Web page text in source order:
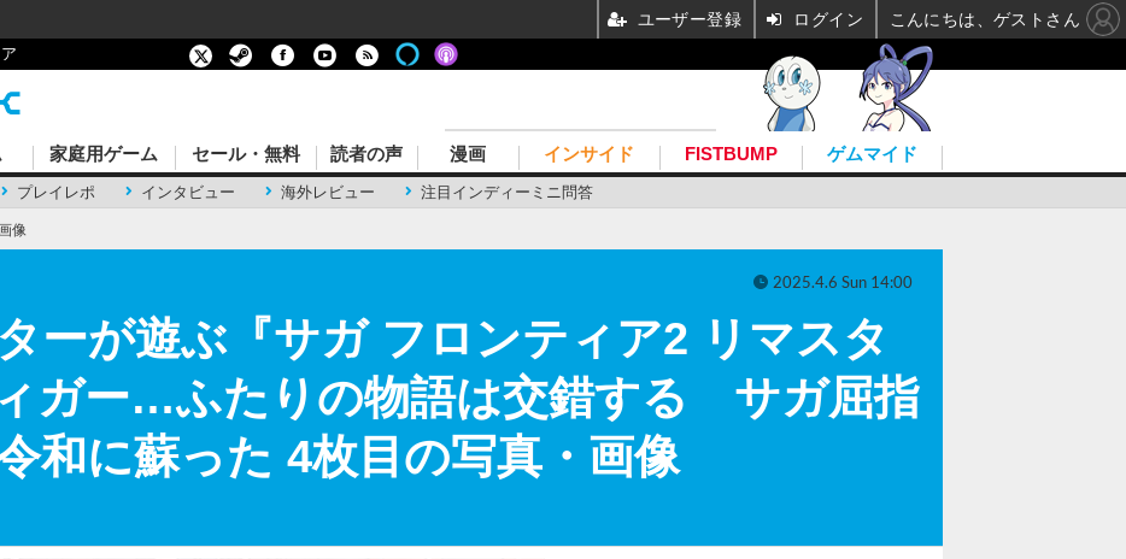
プレイレポ インタビュー 海外レビュー 注目インディーミニ問答
家庭用ゲーム セール・無料 読者の声 漫画 インサイド FISTBUMP ゲムマイド
像
ーが遊ぶ『サガ フロンティア2 リマスタ
ガー…ふたりの物語は交錯する サガ屈指
和に蘇った 4枚目の写真・画像
2025.4.6 Sun 14:00
ユーザー登録 ログイン こんにちは、ゲストさん